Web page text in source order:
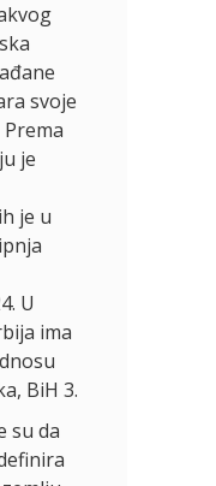
svoje
je
je u
U
ima
BiH 3.
su da